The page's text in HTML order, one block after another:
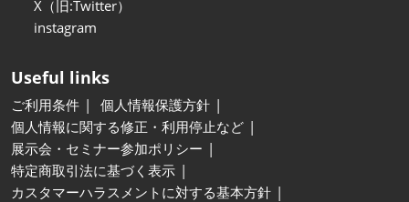
X（旧:Twitter）
instagram
Useful links
ご利用条件
個人情報保護方針
個人情報に関する修正・利用停止など
展示会・セミナー参加ポリシー
特定商取引法に基づく表示
カスタマーハラスメントに対する基本方針